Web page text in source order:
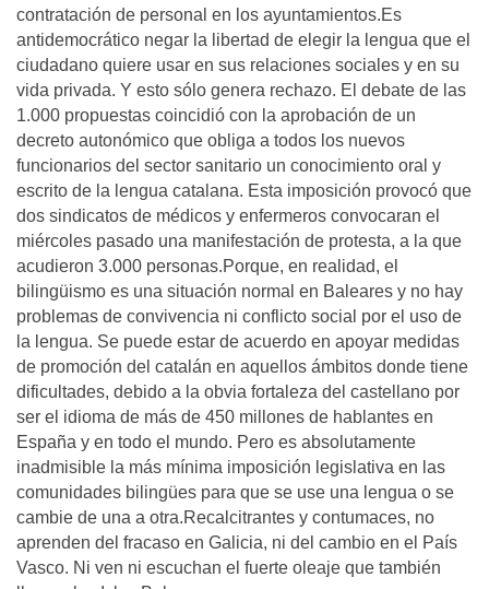
contratación de personal en los ayuntamientos.Es
antidemocrático negar la libertad de elegir la lengua que el
ciudadano quiere usar en sus relaciones sociales y en su
vida privada. Y esto sólo genera rechazo. El debate de las
1.000 propuestas coincidió con la aprobación de un
decreto autonómico que obliga a todos los nuevos
funcionarios del sector sanitario un conocimiento oral y
escrito de la lengua catalana. Esta imposición provocó que
dos sindicatos de médicos y enfermeros convocaran el
miércoles pasado una manifestación de protesta, a la que
acudieron 3.000 personas.Porque, en realidad, el
bilingüismo es una situación normal en Baleares y no hay
problemas de convivencia ni conflicto social por el uso de
la lengua. Se puede estar de acuerdo en apoyar medidas
de promoción del catalán en aquellos ámbitos donde tiene
dificultades, debido a la obvia fortaleza del castellano por
ser el idioma de más de 450 millones de hablantes en
España y en todo el mundo. Pero es absolutamente
inadmisible la más mínima imposición legislativa en las
comunidades bilingües para que se use una lengua o se
cambie de una a otra.Recalcitrantes y contumaces, no
aprenden del fracaso en Galicia, ni del cambio en el País
Vasco. Ni ven ni escuchan el fuerte oleaje que también